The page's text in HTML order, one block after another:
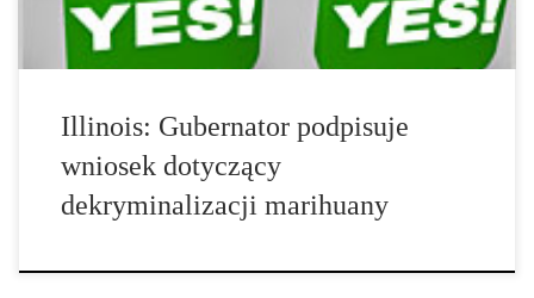
Illinois: Gubernator podpisuje
wniosek dotyczący
dekryminalizacji marihuany